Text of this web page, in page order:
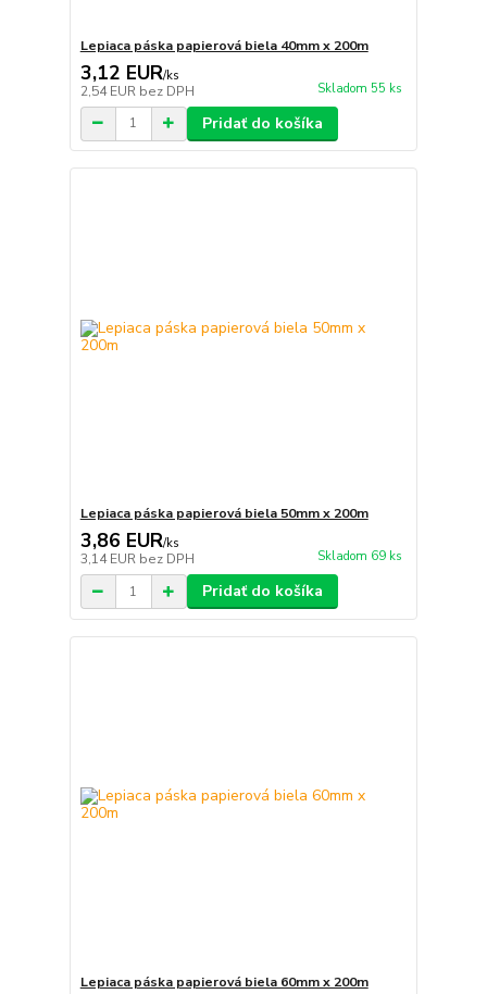
Lepiaca páska papierová biela 40mm x 200m
3,12 EUR/ks
2,54 EUR bez DPH Skladom 55 ks
Pridať do košíka
Lepiaca páska papierová biela 50mm x 200m
3,86 EUR/ks
3,14 EUR bez DPH Skladom 69 ks
Pridať do košíka
Lepiaca páska papierová biela 60mm x 200m